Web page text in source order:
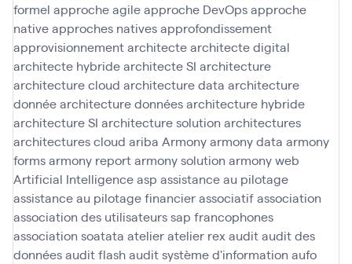
formel approche agileapproche DevOpsapproche
nativeapproches nativesapprofondissement
approvisionnementarchitectearchitecte digital
architecte hybridearchitecte SI architecture
architecture cloud architecture data architecture
donnéearchitecture donnéesarchitecture hybride
architecture SI architecture solution architectures
architectures cloud ariba Armonyarmony data armony
formsarmony reportarmony solution armony web
Artificial Intelligenceasp assistance au pilotage
assistance au pilotage financierassociatifassociation
association des utilisateurs sap francophones
association soatata atelieratelier rex auditaudit des
donnéesaudit flashaudit système d'information aufo